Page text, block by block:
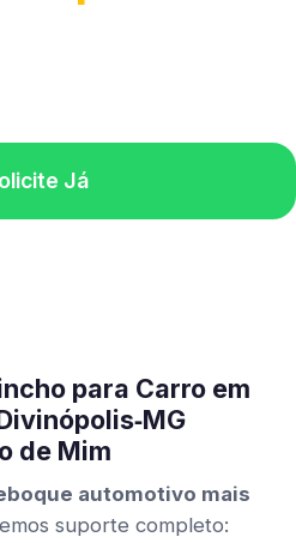
Já
para Carro em
de Mim
automotivo mais
suporte completo: